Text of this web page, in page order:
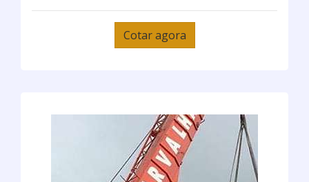
Cotar agora